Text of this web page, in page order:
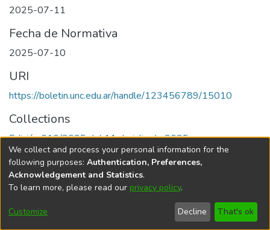
2025-07-11
Fecha de Normativa
2025-07-10
URI
https://boletin.unc.edu.ar/handle/123456789/15010
Collections
Edición 010/2025 del 11 de julio de 2025
Universidad Nacional de Córdoba
We collect and process your personal information for the
following purposes: Authentication, Preferences,
Acknowledgement and Statistics.
To learn more, please read our privacy policy.
Customize Decline That's ok